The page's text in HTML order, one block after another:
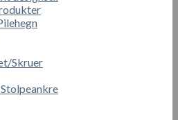
Skruer